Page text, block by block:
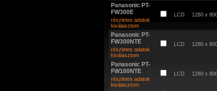
Panasonic PT-
FW300E
részletes adatok
kiválasztom
LCD 1280 x
Panasonic PT-
FW300NTE
részletes adatok
kiválasztom
LCD 1280 x
Panasonic PT-
FW100NTE
részletes adatok
kiválasztom
LCD 1280 x